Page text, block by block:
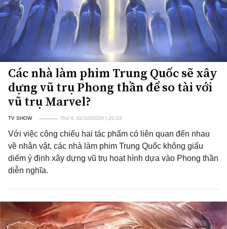
Các nhà làm phim Trung Quốc sẽ xây
dựng vũ trụ Phong thần để so tài với
vũ trụ Marvel?
TV SHOW Thứ 6, 02/10/2020 | 20:22
Với việc công chiếu hai tác phẩm có liên quan đến nhau
về nhân vật, các nhà làm phim Trung Quốc không giấu
diếm ý định xây dựng vũ trụ hoạt hình dựa vào Phong thần
diễn nghĩa.